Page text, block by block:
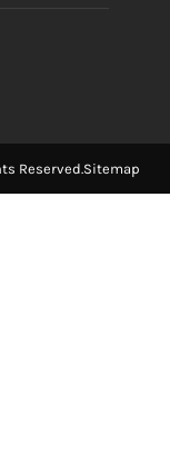
Reserved.Sitemap